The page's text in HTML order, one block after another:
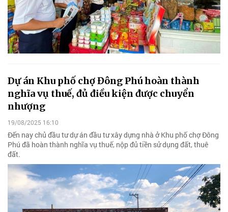
Dự án Khu phố chợ Đông Phú hoàn thành
nghĩa vụ thuế, đủ điều kiện được chuyển
nhượng
19/08/2025 16:10
Đến nay chủ đầu tư dự án đầu tư xây dựng nhà ở Khu phố chợ Đông
Phú đã hoàn thành nghĩa vụ thuế, nộp đủ tiền sử dụng đất, thuê
đất.